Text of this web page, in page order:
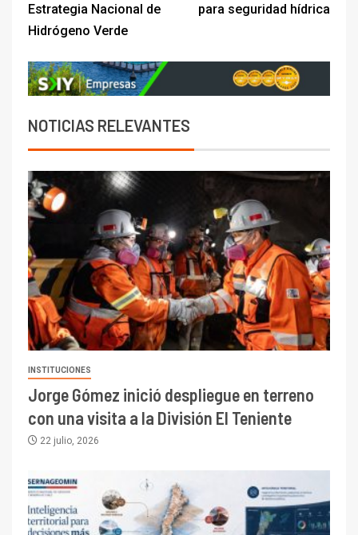
Estrategia Nacional de
Hidrógeno Verde
para seguridad hídrica
NOTICIAS RELEVANTES
INSTITUCIONES
Jorge Gómez inició despliegue en terreno
con una visita a la División El Teniente
22 julio, 2026